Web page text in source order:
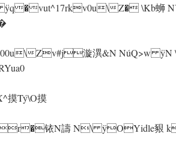
*P ÿq�vut^17rkv0u\Z� \Kb蛳
�00u\Zv#j漩潩&N NúQ>w
摸Tý\O摸
铱N譸 N\ ÿOYidle豤 kt镛